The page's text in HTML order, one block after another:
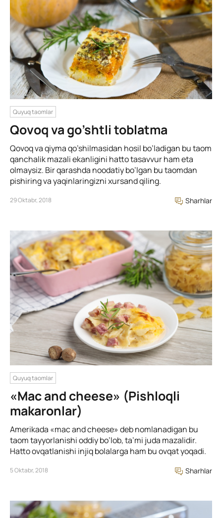
Quyuq taomlar
Qovoq va go’shtli toblatma
Qovoq va qiyma qo’shilmasidan hosil bo’ladigan bu taom
qanchalik mazali ekanligini hatto tasavvur ham eta
olmaysiz. Bir qarashda noodatiy bo’lgan bu taomdan
pishiring va yaqinlaringizni xursand qiling.
29 Oktabr, 2018 Sharhlar
Quyuq taomlar
«Mac and cheese» (Pishloqli
makaronlar)
Amerikada «mac and cheese» deb nomlanadigan bu
taom tayyorlanishi oddiy bo’lob, ta’mi juda mazalidir.
Hatto ovqatlanishi injiq bolalarga ham bu ovqat yoqadi.
5 Oktabr, 2018 Sharhlar